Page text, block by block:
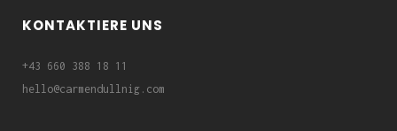
KONTAKTIERE UNS
+43 660 388 18 11
hello@carmendullnig.com